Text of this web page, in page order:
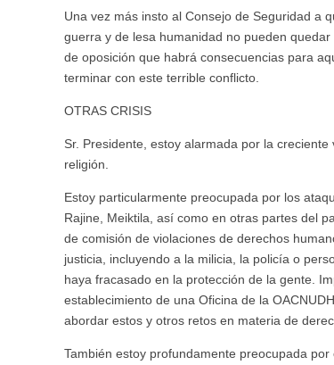
Una vez más insto al Consejo de Seguridad a
guerra y de lesa humanidad no pueden
de oposición que habrá consecuencias para
terminar con este terrible conflicto.
OTRAS CRISIS
Sr. Presidente, estoy alarmada por la
religión.
Estoy particularmente preocupada por los
Rajine, Meiktila, así como en otras partes del
de comisión de violaciones de derechos
justicia, incluyendo a la milicia, la policía o
haya fracasado en la protección de la gente.
establecimiento de una Oficina de la
abordar estos y otros retos en materia de
También estoy profundamente preocupada